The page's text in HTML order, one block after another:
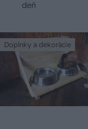
deň
Doplnky a dekorácie